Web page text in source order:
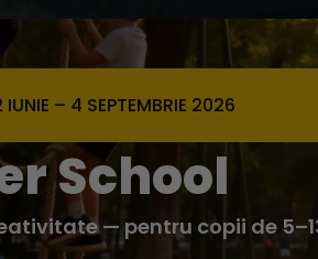
IUNIE – 4 SEPTEMBRIE 2026
School
— pentru copii de